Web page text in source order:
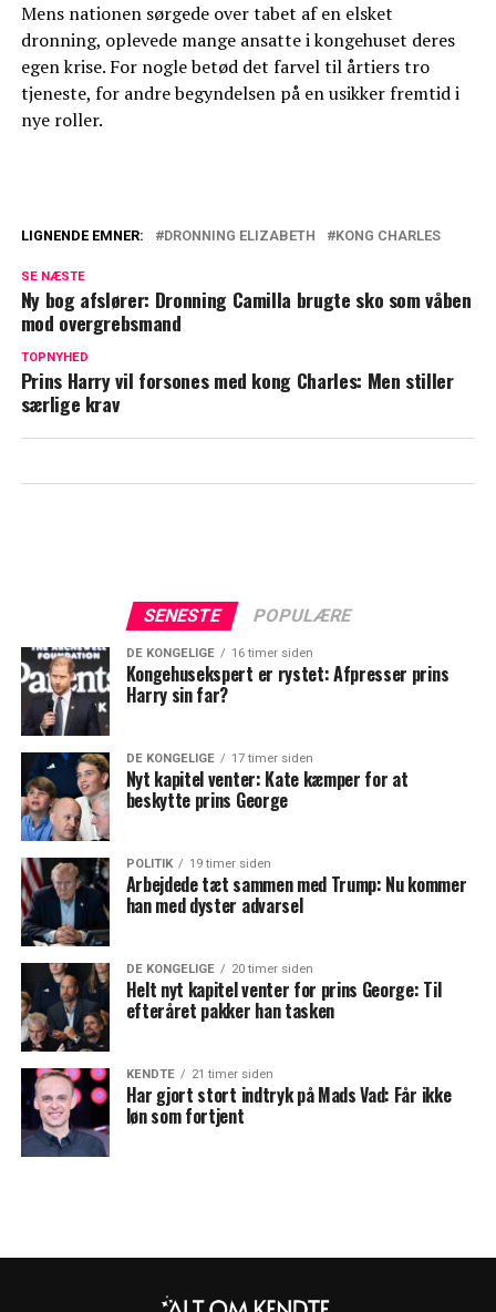
Mens nationen sørgede over tabet af en elsket
dronning, oplevede mange ansatte i kongehuset deres
egen krise. For nogle betød det farvel til årtiers tro
tjeneste, for andre begyndelsen på en usikker fremtid i
nye roller.
Derfor nåede Charles ikke frem
Nyt portræt af kong Charles forarger
LIGNENDE EMNER: DRONNING ELIZABETH KONG CHARLES
SE NÆSTE
Ny bog afslører: Dronning Camilla brugte sko som våben
mod overgrebsmand
TOPNYHED
Prins Harry vil forsones med kong Charles: Men stiller
særlige krav
SENESTE POPULÆRE
DE KONGELIGE 16 timer siden
Kongehusekspert er rystet: Afpresser prins
Harry sin far?
DE KONGELIGE 17 timer siden
Nyt kapitel venter: Kate kæmper for at
beskytte prins George
POLITIK 19 timer siden
Arbejdede tæt sammen med Trump: Nu kommer
han med dyster advarsel
DE KONGELIGE 20 timer siden
Helt nyt kapitel venter for prins George: Til
efteråret pakker han tasken
KENDTE 21 timer siden
Har gjort stort indtryk på Mads Vad: Får ikke
løn som fortjent